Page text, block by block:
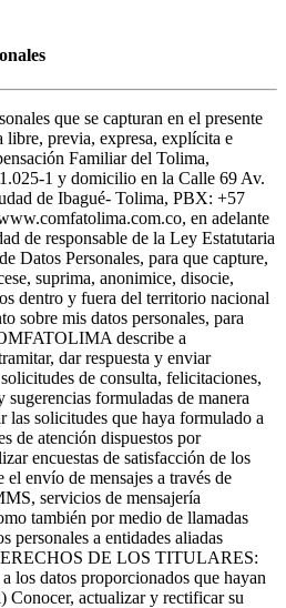
que se capturan en el presente
previa, expresa, explícita e
Familiar del Tolima,
1 y domicilio en la Calle 69 Av.
de Ibagué- Tolima, PBX: +57
en adelante
de responsable de la Ley Estatutaria
Datos Personales, para que capture,
suprima, anonimice, disocie,
dentro y fuera del territorio nacional
sobre mis datos personales, para
describe a
dar respuesta y enviar
de consulta, felicitaciones,
sugerencias formuladas de manera
las solicitudes que haya formulado a
de atención dispuestos por
encuestas de satisfacción de los
envío de mensajes a través de
servicios de mensajería
también por medio de llamadas
personales a entidades aliadas
DE LOS TITULARES:
los datos proporcionados que hayan
Conocer, actualizar y rectificar su